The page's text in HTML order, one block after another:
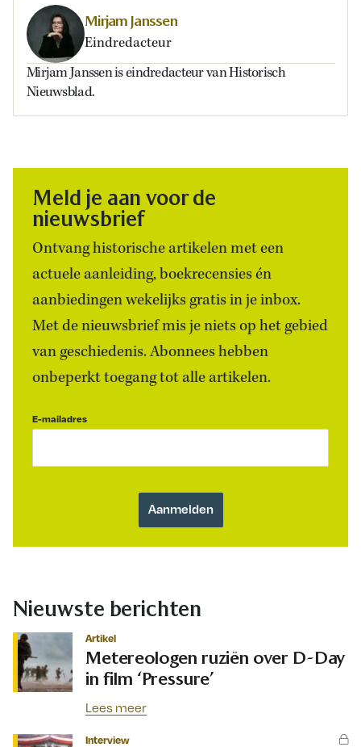
Mirjam Janssen
Eindredacteur
Mirjam Janssen is eindredacteur van Historisch
Nieuwsblad.
Meld je aan voor de
nieuwsbrief
Ontvang historische artikelen met een
actuele aanleiding, boekrecensies én
aanbiedingen wekelijks gratis in je inbox.
Met de nieuwsbrief mis je niets op het gebied
van geschiedenis. Abonnees hebben
onbeperkt toegang tot alle artikelen.
E-mailadres
Nieuwste berichten
Artikel
Metereologen ruziën over D-Day
in film ‘Pressure’
Lees meer
Interview